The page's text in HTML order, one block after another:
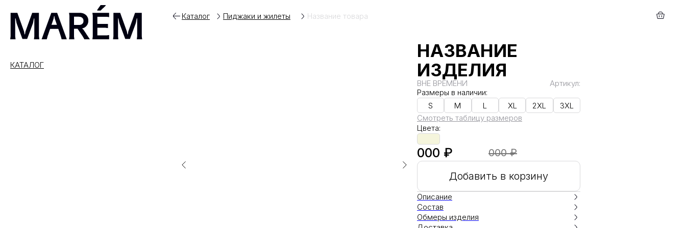
КАТАЛОГ
Каталог Пиджаки и жилеты Название товара
НАЗВАНИЕ
ИЗДЕЛИЯ
ВНЕ ВРЕМЕНИ
Артикул:
Размеры в наличии:
S
M L XL 2XL
3XL
Смотреть таблицу размеров
Цвета:
000 ₽
000 ₽
Добавить в корзину
Описание
Состав
Обмеры изделия